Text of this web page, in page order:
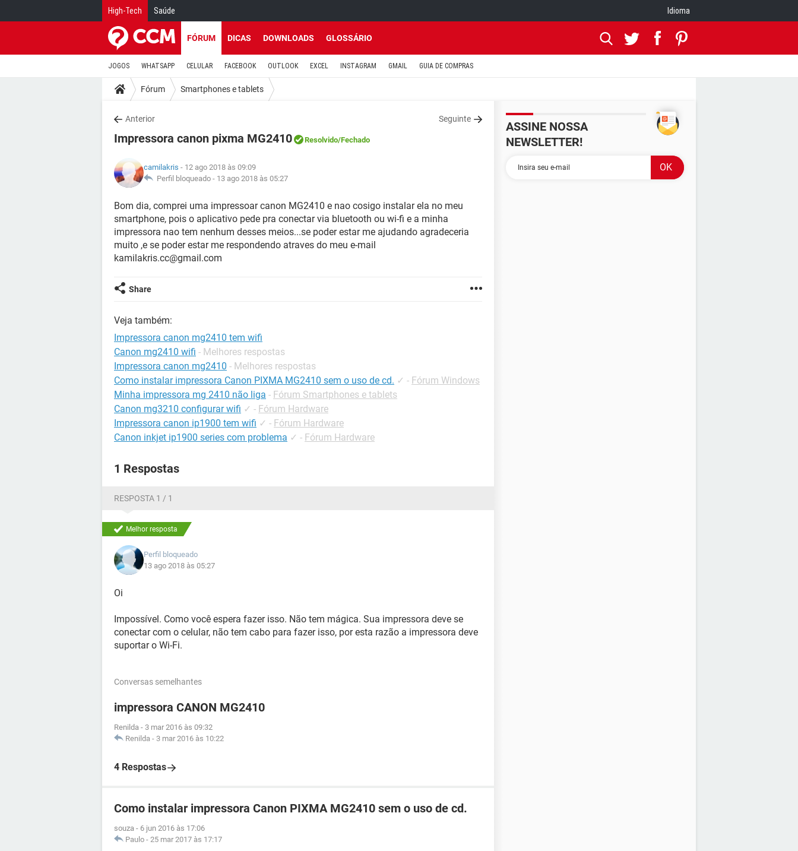
High-Tech Saúde Idioma
FÓRUM DICAS DOWNLOADS GLOSSÁRIO
JOGOS WHATSAPP CELULAR FACEBOOK OUTLOOK EXCEL INSTAGRAM GMAIL GUIA DE COMPRAS
Fórum Smartphones e tablets
Anterior Seguinte
Impressora canon pixma MG2410 Resolvido/Fechado
camilakris - 12 ago 2018 às 09:09
Perfil bloqueado - 13 ago 2018 às 05:27
Bom dia, comprei uma impressoar canon MG2410 e nao cosigo instalar ela no meu
smartphone, pois o aplicativo pede pra conectar via bluetooth ou wi-fi e a minha
impressora nao tem nenhum desses meios...se poder estar me ajudando agradeceria
muito ,e se poder estar me respondendo atraves do meu e-mail
kamilakris.cc@gmail.com
Share
Veja também:
Impressora canon mg2410 tem wifi
Canon mg2410 wifi - Melhores respostas
Impressora canon mg2410 - Melhores respostas
Como instalar impressora Canon PIXMA MG2410 sem o uso de cd. ✓ - Fórum Windows
Minha impressora mg 2410 não liga - Fórum Smartphones e tablets
Canon mg3210 configurar wifi ✓ - Fórum Hardware
Impressora canon ip1900 tem wifi ✓ - Fórum Hardware
Canon inkjet ip1900 series com problema ✓ - Fórum Hardware
1 Respostas
RESPOSTA 1 / 1
Melhor resposta
Perfil bloqueado
13 ago 2018 às 05:27
Oi
Impossível. Como você espera fazer isso. Não tem mágica. Sua impressora deve se
conectar com o celular, não tem cabo para fazer isso, por esta razão a impressora deve
suportar o Wi-Fi.
Conversas semelhantes
impressora CANON MG2410
Renilda - 3 mar 2016 às 09:32
Renilda - 3 mar 2016 às 10:22
4 Respostas
Como instalar impressora Canon PIXMA MG2410 sem o uso de cd.
souza - 6 jun 2016 às 17:06
Paulo - 25 mar 2017 às 17:17
ASSINE NOSSA
NEWSLETTER!